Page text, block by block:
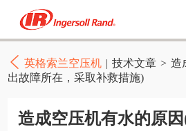
英格索兰空压机 | 技术文章 > 造
出故障所在，采取补救措施)
造成空压机有水的原